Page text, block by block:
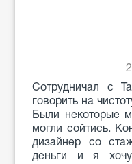
Сотрудничал с
говорить на
Были некоторые
могли сойтись.
дизайнер со
деньги и я хочу